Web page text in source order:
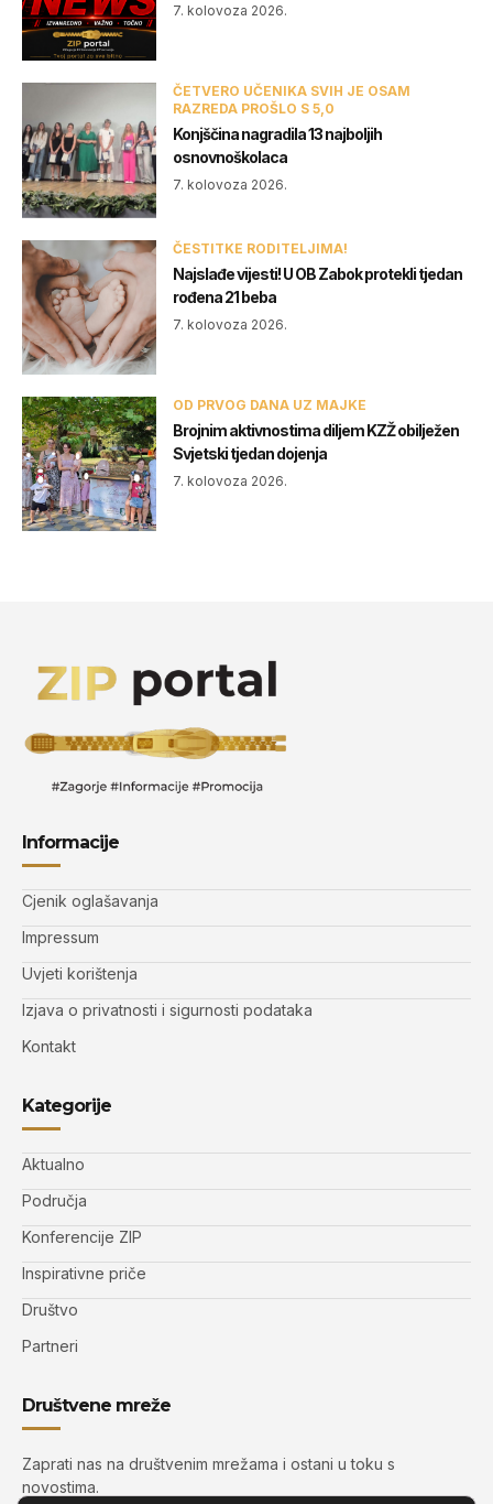
7. kolovoza 2026.
ČETVERO UČENIKA SVIH JE OSAM
RAZREDA PROŠLO S 5,0
Konjščina nagradila 13 najboljih
osnovnoškolaca
7. kolovoza 2026.
ČESTITKE RODITELJIMA!
Najslađe vijesti! U OB Zabok protekli tjedan
rođena 21 beba
7. kolovoza 2026.
OD PRVOG DANA UZ MAJKE
Brojnim aktivnostima diljem KZŽ obilježen
Svjetski tjedan dojenja
7. kolovoza 2026.
Informacije
Cjenik oglašavanja
Impressum
Uvjeti korištenja
Izjava o privatnosti i sigurnosti podataka
Kontakt
Kategorije
Aktualno
Područja
Konferencije ZIP
Inspirativne priče
Društvo
Partneri
Društvene mreže
Zaprati nas na društvenim mrežama i ostani u toku s
novostima.